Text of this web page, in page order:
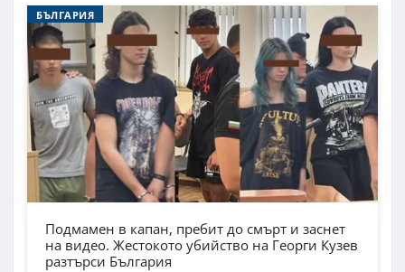
БЪЛГАРИЯ
Подмамен в капан, пребит до смърт и заснет
на видео. Жестокото убийство на Георги Кузев
разтърси България